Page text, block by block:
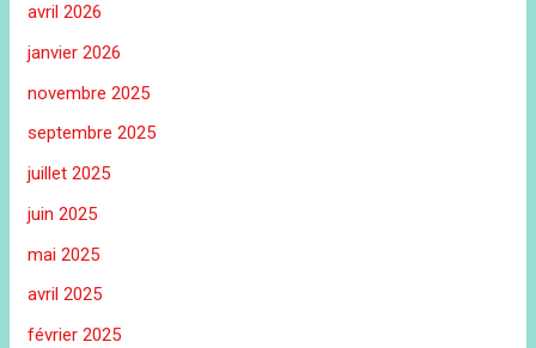
avril 2026
janvier 2026
novembre 2025
septembre 2025
juillet 2025
juin 2025
mai 2025
avril 2025
février 2025